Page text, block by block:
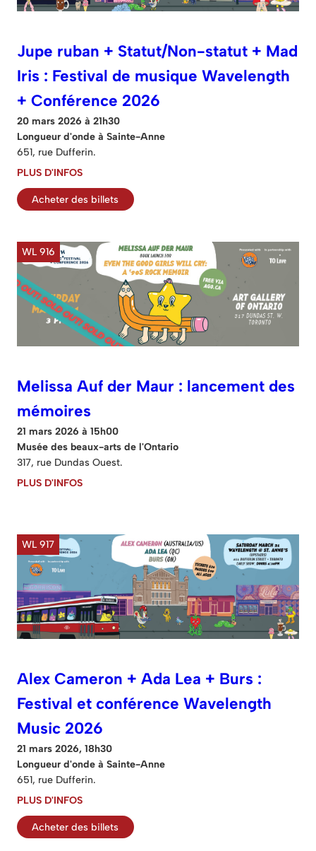
Jupe ruban + Statut/Non-statut + Mad
Iris : Festival de musique Wavelength
+ Conférence 2026
20 mars 2026 à 21h30
Longueur d'onde à Sainte-Anne
651, rue Dufferin.
PLUS D'INFOS
Acheter des billets
WL 916
Melissa Auf der Maur : lancement des
mémoires
21 mars 2026 à 15h00
Musée des beaux-arts de l'Ontario
317, rue Dundas Ouest.
PLUS D'INFOS
WL 917
Alex Cameron + Ada Lea + Burs :
Festival et conférence Wavelength
Music 2026
21 mars 2026, 18h30
Longueur d'onde à Sainte-Anne
651, rue Dufferin.
PLUS D'INFOS
Acheter des billets